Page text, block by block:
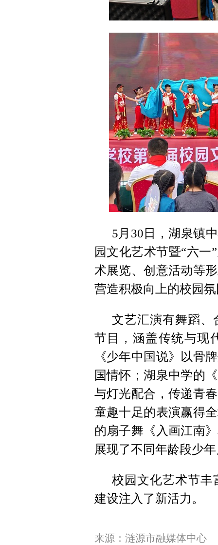
5月30日，湖泉镇
园文化艺术节暨“六
术展览、创意活动等
营造积极向上的校园
文艺汇演有舞蹈、
节目，涵盖传统与现
《少年中国说》以骨
国情怀；湖泉中学的
与灯光配合，传递青
童趣十足的表演赢得
的扇子舞《入画江南
展现了不同年龄段少
校园文化艺术节丰
建设注入了新活力。
来源：涟源市融媒体中心